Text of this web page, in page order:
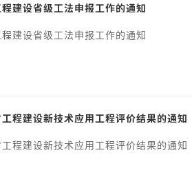
建设省级工法申报工作的通知
建设省级工法申报工作的通知
程建设新技术应用工程评价结果的通知
程建设新技术应用工程评价结果的通知